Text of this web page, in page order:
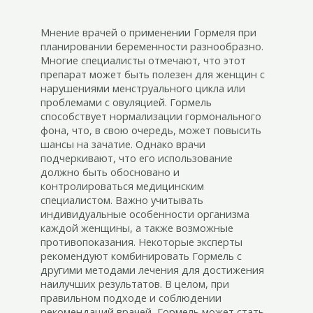
Мнение врачей о применении Гормеля при
планировании беременности разнообразно.
Многие специалисты отмечают, что этот
препарат может быть полезен для женщин с
нарушениями менструального цикла или
проблемами с овуляцией. Гормель
способствует нормализации гормонального
фона, что, в свою очередь, может повысить
шансы на зачатие. Однако врачи
подчеркивают, что его использование
должно быть обосновано и
контролироваться медицинским
специалистом. Важно учитывать
индивидуальные особенности организма
каждой женщины, а также возможные
противопоказания. Некоторые эксперты
рекомендуют комбинировать Гормель с
другими методами лечения для достижения
наилучших результатов. В целом, при
правильном подходе и соблюдении